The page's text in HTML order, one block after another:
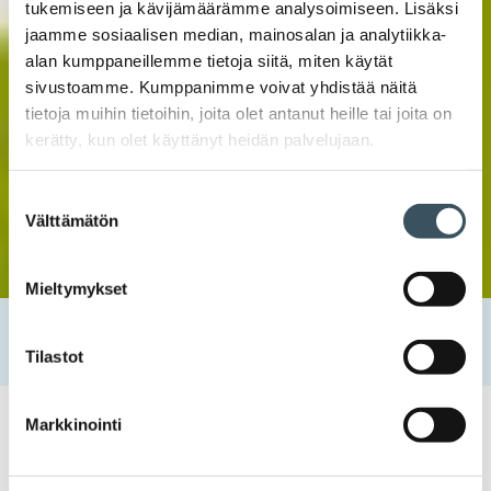
tukemiseen ja kävijämäärämme analysoimiseen. Lisäksi
jaamme sosiaalisen median, mainosalan ja analytiikka-
alan kumppaneillemme tietoja siitä, miten käytät
sivustoamme. Kumppanimme voivat yhdistää näitä
tietoja muihin tietoihin, joita olet antanut heille tai joita on
kerätty, kun olet käyttänyt heidän palvelujaan.
valinta
Välttämätön
Mieltymykset
Tilastot
Markkinointi
Näin kaupan ala on onnistunut energiatehokkuudessa
energiatehokkuustyö